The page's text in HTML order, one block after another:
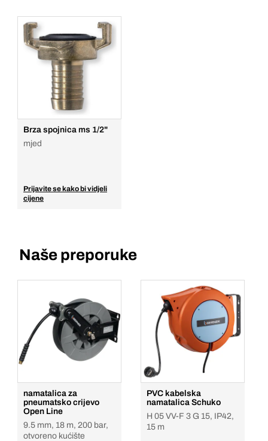
Jedinična cijena/ST
Brza spojnica ms 1/2"
mjed
Prijavite se kako bi vidjeli
cijene
Naše preporuke
namatalica za
pneumatsko crijevo
Open Line
9.5 mm, 18 m, 200 bar,
otvoreno kućište
PVC kabelska
namatalica Schuko
H 05 VV-F 3 G 15, IP42,
15 m